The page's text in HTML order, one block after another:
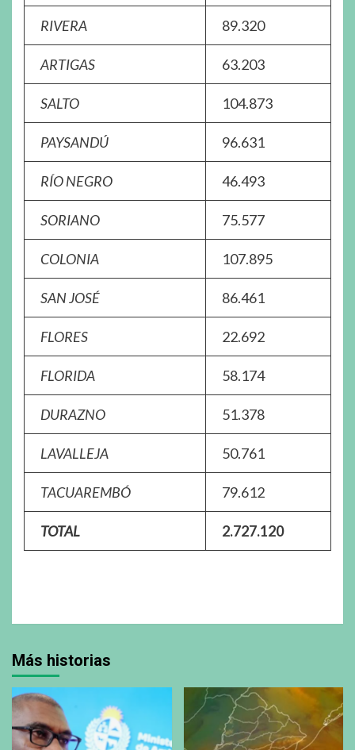
RIVERA 89.320
ARTIGAS 63.203
SALTO 104.873
PAYSANDÚ 96.631
RÍO NEGRO 46.493
SORIANO 75.577
COLONIA 107.895
SAN JOSÉ 86.461
FLORES 22.692
FLORIDA 58.174
DURAZNO 51.378
LAVALLEJA 50.761
TACUAREMBÓ 79.612
TOTAL 2.727.120
Más historias